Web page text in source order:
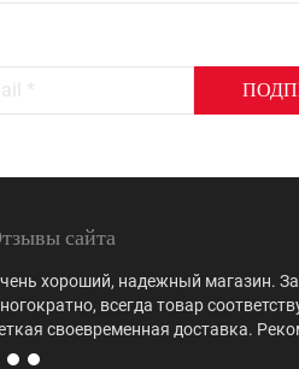
сайта
хороший, надежный магазин.
всегда товар
своевременная доставка.